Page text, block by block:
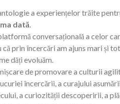
a experiențelor trăite
dată.
conversațională a celor
că prin încercări am ajuns mari și
dăți evoluăm.
de promovare a culturii
încercării, a curajului asumării
a curiozității descoperirii, a